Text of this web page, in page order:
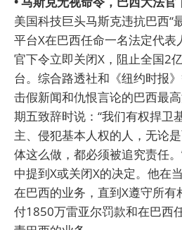
美国科技巨头马斯克违抗巴西“
平台X在巴西任命一名法定代
官下令立即关闭X，阻止全国2
台。综合路透社和《纽约时报
击假新闻和仇恨言论的巴西最
期五致辞时说：“我们有权捍卫
主、侵犯基本人权的人，无论
体这么做，都必须被追究责任
中提到X或关闭X的决定。他在
在巴西的业务，直到X遵守所有
付1850万雷亚尔罚款和在巴西